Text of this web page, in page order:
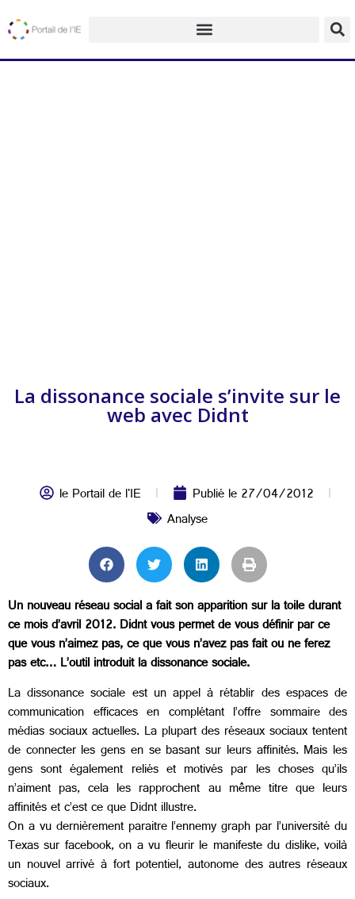
La dissonance sociale s’invite sur le
web avec Didnt
le Portail de l'IE Publié le27/04/2012
Analyse
Un nouveau réseau social a fait son apparition sur la toile durant
ce mois d’avril 2012. Didnt vous permet de vous définir par ce
que vous n’aimez pas, ce que vous n’avez pas fait ou ne ferez
pas etc… L’outil introduit la dissonance sociale.
La dissonance sociale est un appel à rétablir des espaces de
communication efficaces en complétant l’offre sommaire des
médias sociaux actuelles. La plupart des réseaux sociaux tentent
de connecter les gens en se basant sur leurs affinités. Mais les
gens sont également reliés et motivés par les choses qu’ils
n’aiment pas, cela les rapprochent au même titre que leurs
affinités et c’est ce que Didnt illustre.
On a vu dernièrement paraitre l’ennemy graph par l’université du
Texas sur facebook, on a vu fleurir le manifeste du dislike, voilà
un nouvel arrivé à fort potentiel, autonome des autres réseaux
sociaux.